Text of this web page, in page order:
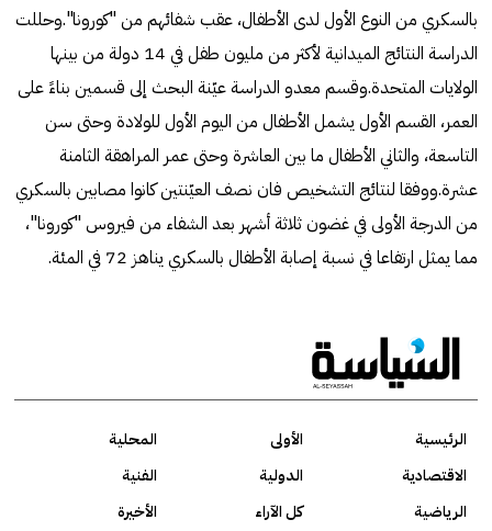
بالسكري من النوع الأول لدى الأطفال، عقب شفائهم من "كورونا".وحللت
الدراسة النتائج الميدانية لأكثر من مليون طفل في 14 دولة من بينها
الولايات المتحدة.وقسم معدو الدراسة عيّنة البحث إلى قسمين بناءً على
العمر، القسم الأول يشمل الأطفال من اليوم الأول للولادة وحتى سن
التاسعة، والثاني الأطفال ما بين العاشرة وحتى عمر المراهقة الثامنة
عشرة.ووفقا لنتائج التشخيص فان نصف العيّنتين كانوا مصابين بالسكري
من الدرجة الأولى في غضون ثلاثة أشهر بعد الشفاء من فيروس "كورونا"،
مما يمثل ارتفاعا في نسبة إصابة الأطفال بالسكري يناهز 72 في المئة.
الرئيسية الأولى
المحلية
الاقتصادية
الدولية
الفنية
الرياضية
كل الآراء
الأخيرة